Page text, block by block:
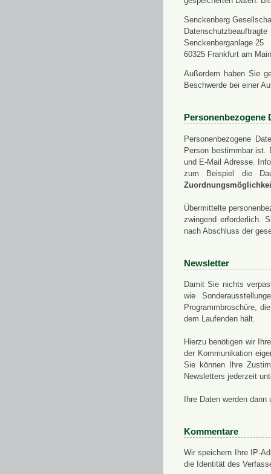
Senckenberg
Datenschutzbeauftragte
Senckenberganlage 25
60325 Frankfurt am Main
Außerdem haben Sie
Beschwerde bei einer
Personenbezogene
Personenbezogene
Person bestimmbar ist.
und E-Mail Adresse.
zum Beispiel die
Übermittelte
zwingend erforderlich.
nach Abschluss der
Newsletter
Damit Sie nichts
wie
Programmbroschüre,
dem Laufenden hält.
Hierzu benötigen wir
der Kommunikation
Sie können Ihre
Newsletters jederzeit
Ihre Daten werden
Kommentare
Wir speichern Ihre IP-
die Identität des